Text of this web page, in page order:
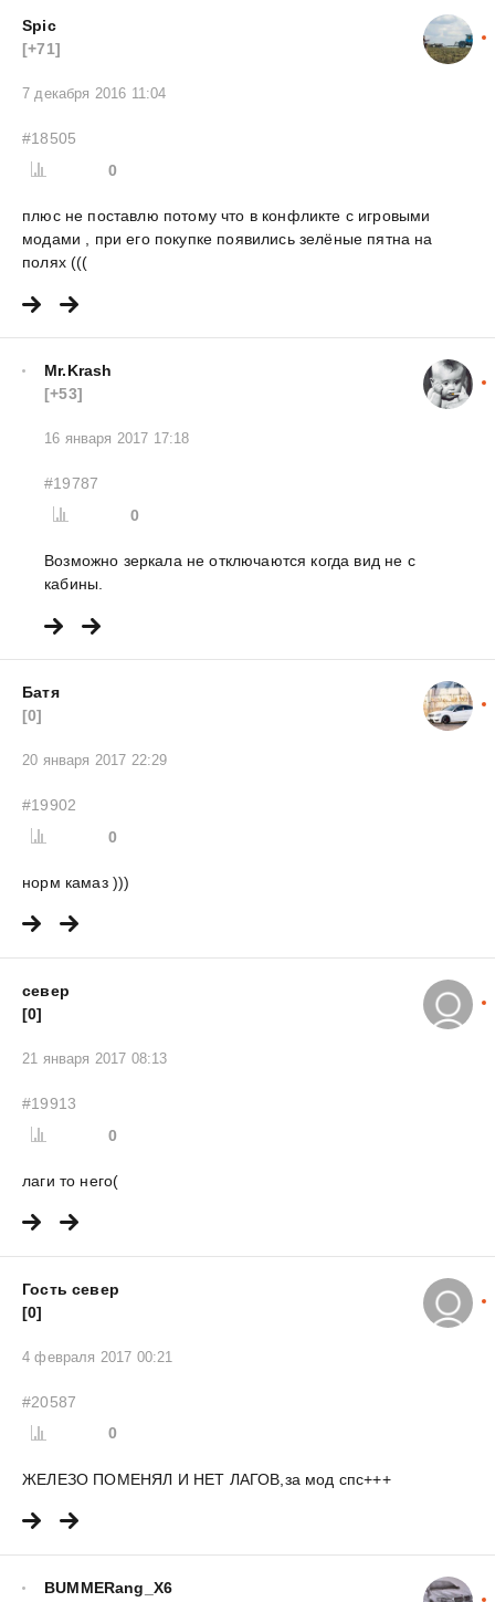
Spic
[+71]
7 декабря 2016 11:04
#18505
0
плюс не поставлю потому что в конфликте с игровыми
модами , при его покупке появились зелёные пятна на
полях (((
Mr.Krash
[+53]
16 января 2017 17:18
#19787
0
Возможно зеркала не отключаются когда вид не с
кабины.
Батя
[0]
20 января 2017 22:29
#19902
0
норм камаз )))
север
[0]
21 января 2017 08:13
#19913
0
лаги то него(
Гость север
[0]
4 февраля 2017 00:21
#20587
0
ЖЕЛЕЗО ПОМЕНЯЛ И НЕТ ЛАГОВ,за мод спс+++
BUMMERang_X6